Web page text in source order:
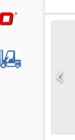
750